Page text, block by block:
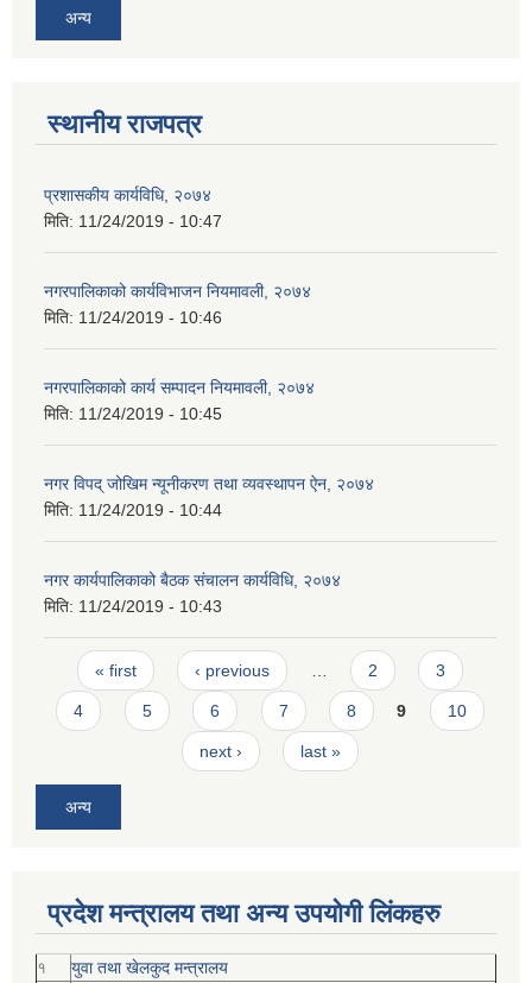
अन्य
स्थानीय राजपत्र
प्रशासकीय कार्यविधि, २०७४
मिति: 11/24/2019 - 10:47
नगरपालिकाको कार्यविभाजन नियमावली, २०७४
मिति: 11/24/2019 - 10:46
नगरपालिकाको कार्य सम्पादन नियमावली, २०७४
मिति: 11/24/2019 - 10:45
नगर विपद् जोखिम न्यूनीकरण तथा व्यवस्थापन ऐन, २०७४
मिति: 11/24/2019 - 10:44
नगर कार्यपालिकाको बैठक संचालन कार्यविधि, २०७४
मिति: 11/24/2019 - 10:43
Pages
« first ‹ previous … 2 3
4 5 6 7 8 9 10
next › last »
अन्य
प्रदेश मन्त्रालय तथा अन्य उपयोगी लिंकहरु
१
युवा तथा खेलकुद मन्त्रालय